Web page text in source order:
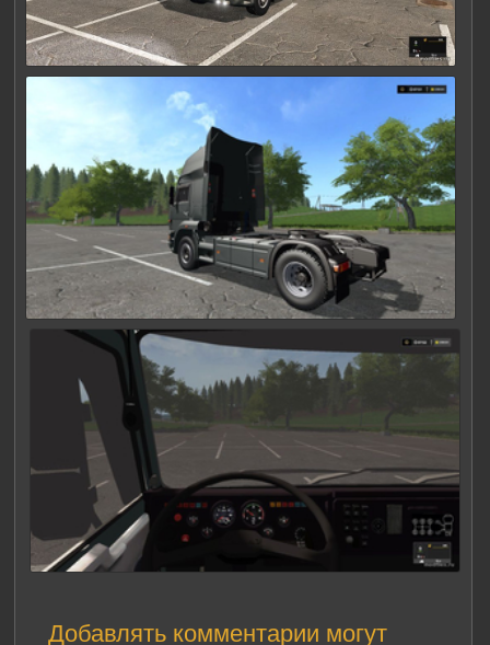
Добавлять комментарии могут